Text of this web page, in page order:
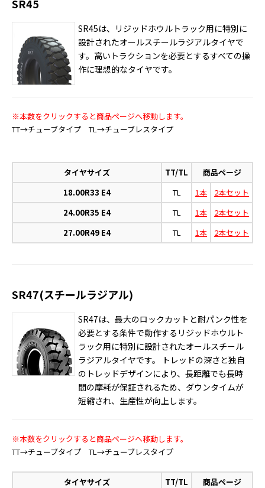
SR45
SR45は、リジッドホウルトラック用に特別に
設計されたオールスチールラジアルタイヤで
す。高いトラクションを必要とするすべての操
作に理想的なタイヤです。
※本数をクリックすると商品ページへ移動します。
TT→チューブタイプ TL→チューブレスタイプ
タイヤサイズ TT/TL
商品ページ
18.00R33 E4
TL 1本
2本セット
24.00R35 E4
TL 1本
2本セット
27.00R49 E4
TL 1本 2本セット
SR47(スチールラジアル)
SR47は、最大のロックカットと耐パンク性を
必要とする条件で動作するリジッドホウルト
ラック用に特別に設計されたオールスチール
ラジアルタイヤです。 トレッドの深さと独自
のトレッドデザインにより、長距離でも長時
間の摩耗が保証されるため、ダウンタイムが
短縮され、生産性が向上します。
※本数をクリックすると商品ページへ移動します。
TT→チューブタイプ TL→チューブレスタイプ
タイヤサイズ TT/TL
商品ページ